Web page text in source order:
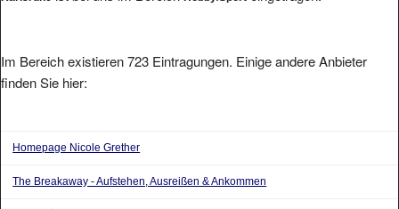
Im Bereich existieren 723 Eintragungen. Einige andere Anbieter
finden Sie hier:
Homepage Nicole Grether
The Breakaway - Aufstehen, Ausreißen & Ankommen